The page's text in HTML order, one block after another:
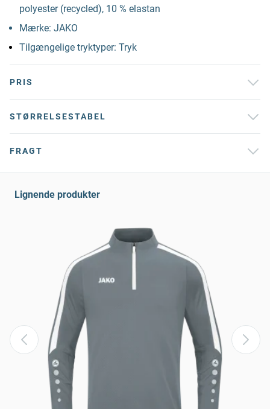
polyester (recycled), 10 % elastan
Mærke: JAKO
Tilgængelige tryktyper: Tryk
PRIS
STØRRELSESTABEL
FRAGT
Lignende produkter